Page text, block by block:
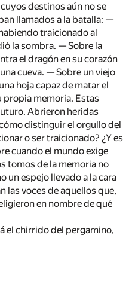
destinos aún no se
llamados a la batalla: —
traicionado al
la sombra. — Sobre la
el dragón en su corazón
cueva. — Sobre un viejo
hoja capaz de matar el
propia memoria. Estas
Abrieron heridas
distinguir el orgullo del
o ser traicionado? ¿Y es
cuando el mundo exige
tomos de la memoria no
un espejo llevado a la cara
las voces de aquellos que,
en nombre de qué
el chirrido del pergamino,